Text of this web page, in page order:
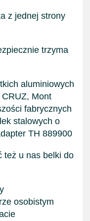
z jednej strony
trzyma
aluminiowych
Mont
fabrycznych
stalowych o
TH 889900
też u nas belki do
osobistym